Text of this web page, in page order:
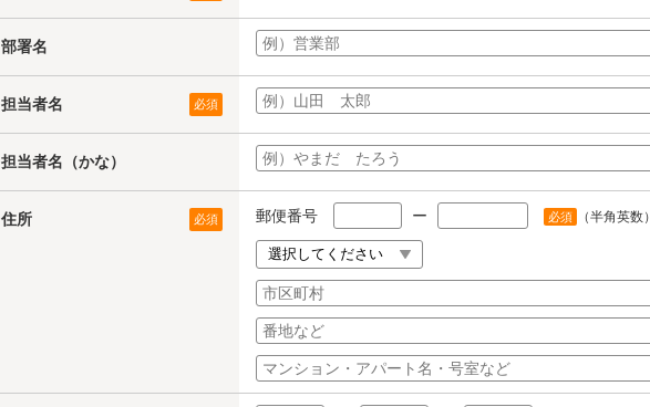
部署名
担当者名 必須
担当者名（かな）
住所 必須 郵便番号 ー 必須 （半角英数）